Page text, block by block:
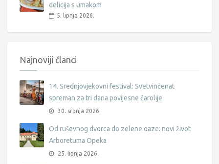
delicija s umakom
5. lipnja 2026.
Najnoviji članci
14. Srednjovjekovni festival: Svetvinčenat
spreman za tri dana povijesne čarolije
30. srpnja 2026.
Od ruševnog dvorca do zelene oaze: novi život
Arboretuma Opeka
25. lipnja 2026.